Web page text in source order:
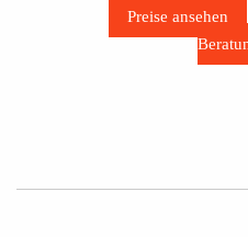
Preise ansehen